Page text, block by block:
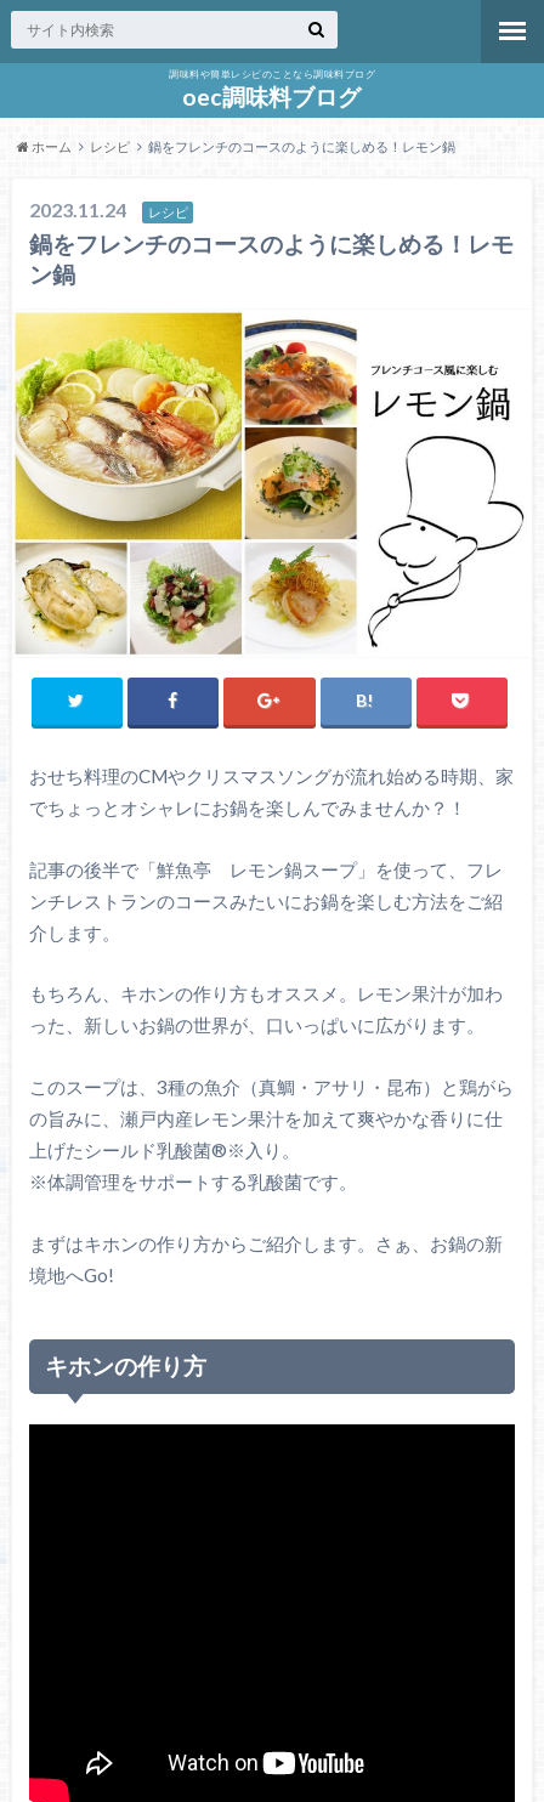
調味料や簡単レシピのことなら調味料ブログ
oec調味料ブログ
ホーム レシピ 鍋をフレンチのコースのように楽しめる！レモン鍋
2023.11.24 レシピ
鍋をフレンチのコースのように楽しめる！レモ
ン鍋
おせち料理のCMやクリスマスソングが流れ始める時期、家
でちょっとオシャレにお鍋を楽しんでみませんか？！
記事の後半で「鮮魚亭 レモン鍋スープ」を使って、フレ
ンチレストランのコースみたいにお鍋を楽しむ方法をご紹
介します。
もちろん、キホンの作り方もオススメ。レモン果汁が加わ
った、新しいお鍋の世界が、口いっぱいに広がります。
このスープは、3種の魚介（真鯛・アサリ・昆布）と鶏がら
の旨みに、瀬戸内産レモン果汁を加えて爽やかな香りに仕
上げたシールド乳酸菌®※入り。
※体調管理をサポートする乳酸菌です。
まずはキホンの作り方からご紹介します。さぁ、お鍋の新
境地へGo!
キホンの作り方